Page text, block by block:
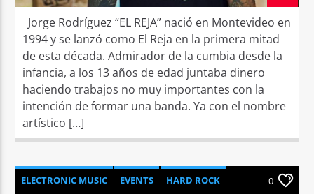
Jorge Rodríguez “EL REJA” nació en Montevideo en
1994 y se lanzó como El Reja en la primera mitad
de esta década. Admirador de la cumbia desde la
infancia, a los 13 años de edad juntaba dinero
haciendo trabajos no muy importantes con la
intención de formar una banda. Ya con el nombre
artístico […]
ELECTRONIC MUSIC EVENTS HARD ROCK 0